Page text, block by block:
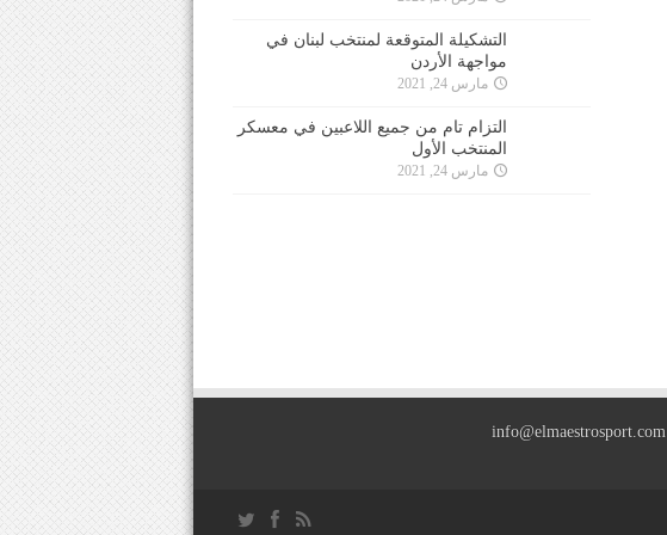
التشكيلة المتوقعة لمنتخب لبنان في
مواجهة الأردن
مارس 24, 2021
التزام تام من جميع اللاعبين في معسكر
المنتخب الأول
مارس 24, 2021
info@elmaestrosport.com